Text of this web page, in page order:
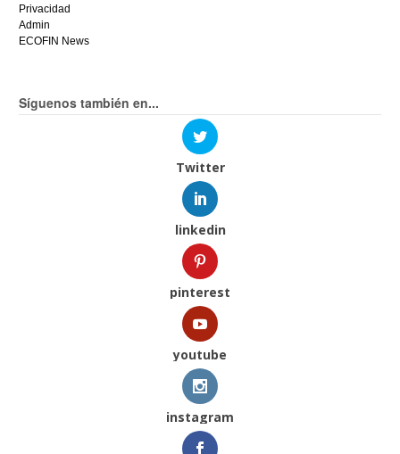
Privacidad
Admin
ECOFIN News
Síguenos también en...
Twitter
linkedin
pinterest
youtube
instagram